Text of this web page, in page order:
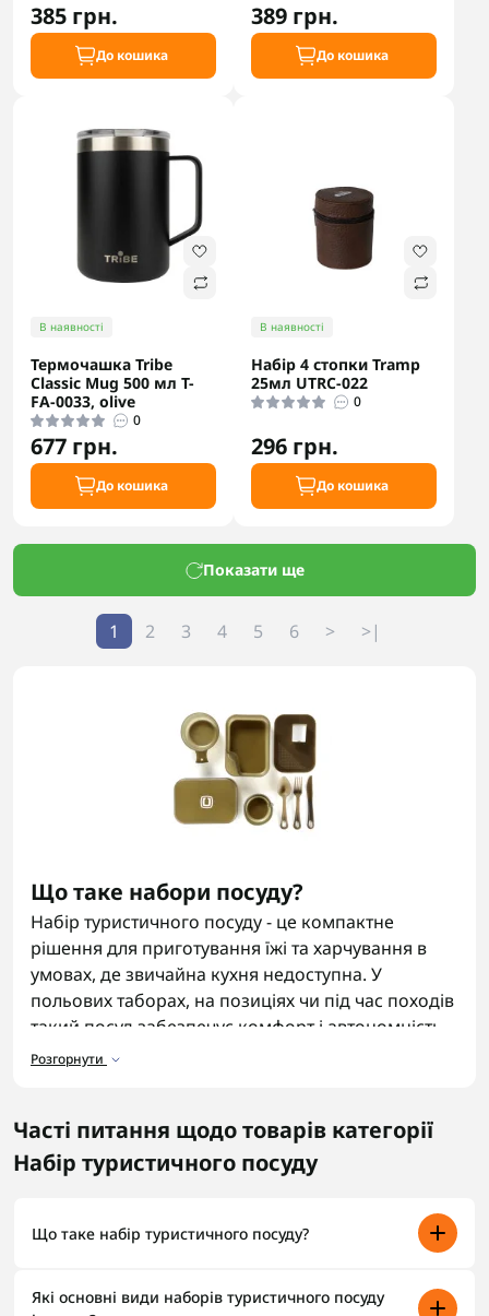
385 грн.
До кошика
389 грн.
До кошика
В наявності
Термочашка Tribe
Classic Mug 500 мл T-
FA-0033, olive
0
677 грн.
До кошика
В наявності
Набір 4 стопки Tramp
25мл UTRC-022
0
296 грн.
До кошика
Показати ще
1 2 3 4 5 6 > >|
Що таке набори посуду?
Набір туристичного посуду - це компактне
рішення для приготування їжі та харчування в
умовах, де звичайна кухня недоступна. У
польових таборах, на позиціях чи під час походів
такий посуд забезпечує комфорт і автономність.
У каталозі Flash Army представлені туристичний
маршрутів до військових польових баз.
Яка роль туристичного посуду в
Без туристичного набору посуди не обійтися ні в
приготувати їжу, закип’ятити воду чи розігріти
Розгорнути
Часті питання щодо товарів категорії
Набір туристичного посуду
Що таке набір туристичного посуду?
посуду для приготування й споживання їжі в польових
Які основні види наборів туристичного посуду